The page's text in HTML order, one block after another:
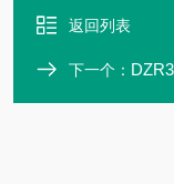
返回列表
下一个：